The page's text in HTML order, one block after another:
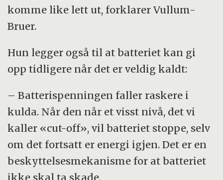
komme like lett ut, forklarer Vullum-
Bruer.
Hun legger også til at batteriet kan gi
opp tidligere når det er veldig kaldt:
– Batterispenningen faller raskere i
kulda. Når den når et visst nivå, det vi
kaller «cut-off», vil batteriet stoppe, selv
om det fortsatt er energi igjen. Det er en
beskyttelsesmekanisme for at batteriet
ikke skal ta skade.